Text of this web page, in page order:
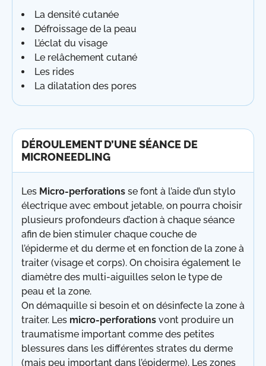
La densité cutanée
Défroissage de la peau
L’éclat du visage
Le relâchement cutané
Les rides
La dilatation des pores
DÉROULEMENT D’UNE SÉANCE DE
MICRONEEDLING
Les Micro-perforations se font à l’aide d’un stylo
électrique avec embout jetable, on pourra choisir
plusieurs profondeurs d’action à chaque séance
afin de bien stimuler chaque couche de
l’épiderme et du derme et en fonction de la zone à
traiter (visage et corps). On choisira également le
diamètre des multi-aiguilles selon le type de
peau et la zone.
On démaquille si besoin et on désinfecte la zone à
traiter. Les micro-perforations vont produire un
traumatisme important comme des petites
blessures dans les différentes strates du derme
(mais peu important dans l’épiderme). Les zones